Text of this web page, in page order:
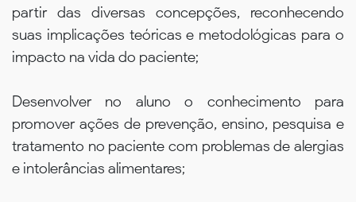
partir das diversas concepções, reconhecendo
suas implicações teóricas e metodológicas para o
impacto na vida do paciente;
Desenvolver no aluno o conhecimento para
promover ações de prevenção, ensino, pesquisa e
tratamento no paciente com problemas de alergias
e intolerâncias alimentares;